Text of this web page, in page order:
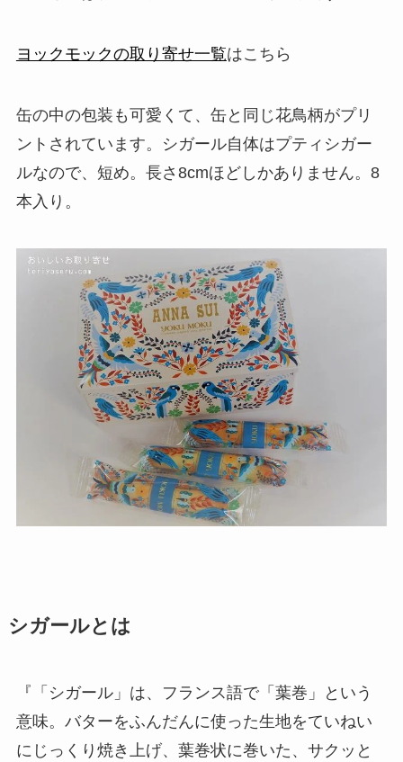
ヨックモックの取り寄せ一覧はこちら
缶の中の包装も可愛くて、缶と同じ花鳥柄がプリ
ントされています。シガール自体はプティシガー
ルなので、短め。長さ8cmほどしかありません。8
本入り。
シガールとは
『「シガール」は、フランス語で「葉巻」という
意味。バターをふんだんに使った生地をていねい
にじっくり焼き上げ、葉巻状に巻いた、サクッと